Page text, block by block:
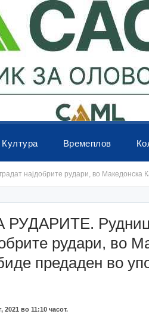
Култура Времеплов
најдобрите рудари, во Македонска
рудари, во
предаден во
2021 во 11:10 часот.